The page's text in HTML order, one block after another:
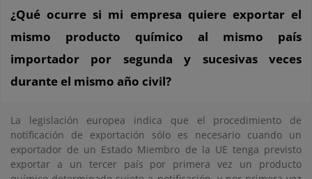
¿Qué ocurre si mi empresa quiere exportar el
mismo producto químico al mismo país
importador por segunda y sucesivas veces
durante el mismo año civil?
La legislación europea indica que el procedimiento de
notificación de exportación sólo es necesario cuando un
exportador de un Estado Miembro de la UE tenga previsto
exportar a un tercer país por primera vez un producto